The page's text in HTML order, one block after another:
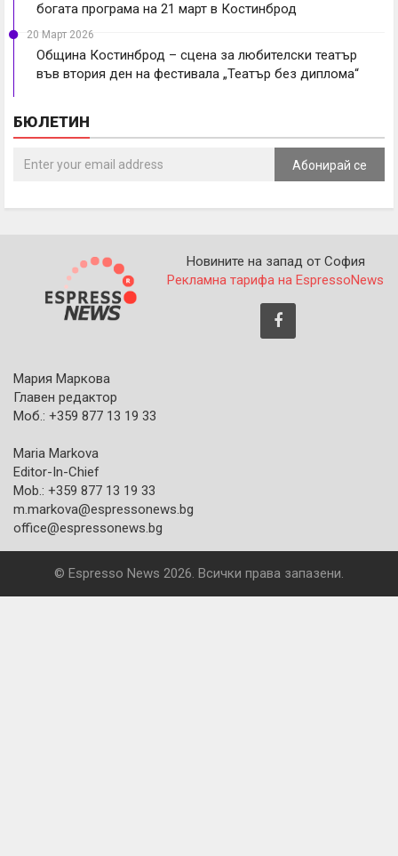
богата програма на 21 март в Костинброд
20 Март 2026
Община Костинброд – сцена за любителски театър
във втория ден на фестивала „Театър без диплома“
БЮЛЕТИН
Абонирай се
Новините на запад от София
Рекламна тарифа на EspressoNews
Мария Маркова
Главен редактор
Моб.: +359 877 13 19 33
Maria Markova
Editor-In-Chief
Mob.: +359 877 13 19 33
m.markova@espressonews.bg
office@espressonews.bg
© Espresso News 2026. Всички права запазени.